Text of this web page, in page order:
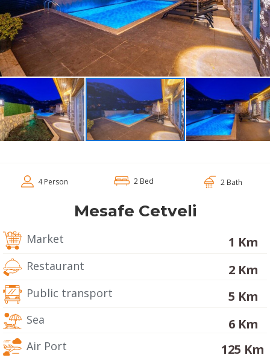
4 Person 2 Bed 2 Bath
Mesafe Cetveli
Market 1 Km
Restaurant 2 Km
Public transport 5 Km
Sea 6 Km
Air Port 125 Km